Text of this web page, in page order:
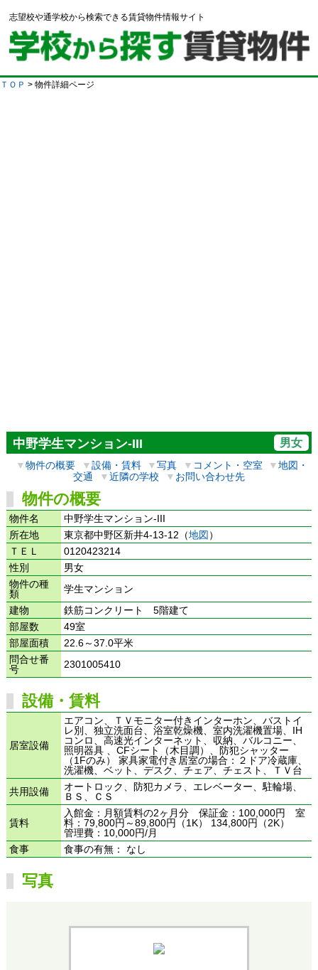
志望校や通学校から検索できる賃貸物件情報サイト
ＴＯＰ > 物件詳細ページ
中野学生マンション-III 男女
▼物件の概要 ▼設備・賃料 ▼写真 ▼ コメント・空室 ▼地図・
交通
▼近隣の学校 ▼ お問い合わせ先
物件の概要
物件名
中野学生マンション-III
所在地
東京都中野区新井4-13-12（地図 ）
ＴＥＬ
0120423214
性別
男女
物件の種
類
学生マンション
建物
鉄筋コンクリート 5階建て
部屋数
49室
部屋面積
22.6～37.0平米
問合せ番
号
2301005410
設備・賃料
居室設備
エアコン、ＴＶモニター付きインターホン、バストイ
レ別、独立洗面台、浴室乾燥機、室内洗濯機置場、IH
コンロ、高速光インターネット、収納、バルコニー、
照明器具 、CFシート（木目調）、防犯シャッター
（1Fのみ） 家具家電付き居室の場合：２ドア冷蔵庫、
洗濯機、ベット、デスク、チェア、チェスト、ＴＶ台
共用設備
オートロック、防犯カメラ、エレベーター、駐輪場、
ＢＳ、ＣＳ
賃料
入館金：月額賃料の2ヶ月分 保証金：100,000円 室
料：79,800円～89,800円（1K） 134,800円（2K）
管理費：10,000円/月
食事
食事の有無： なし
写真